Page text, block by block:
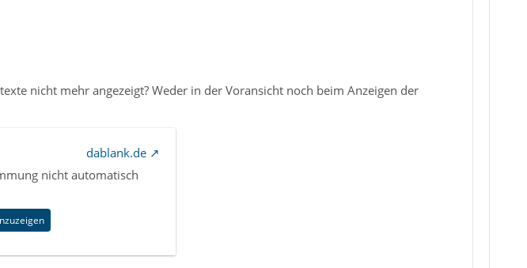
nicht mehr angezeigt? Weder in der Voransicht noch beim Anzeigen der
dablank.de
nicht automatisch